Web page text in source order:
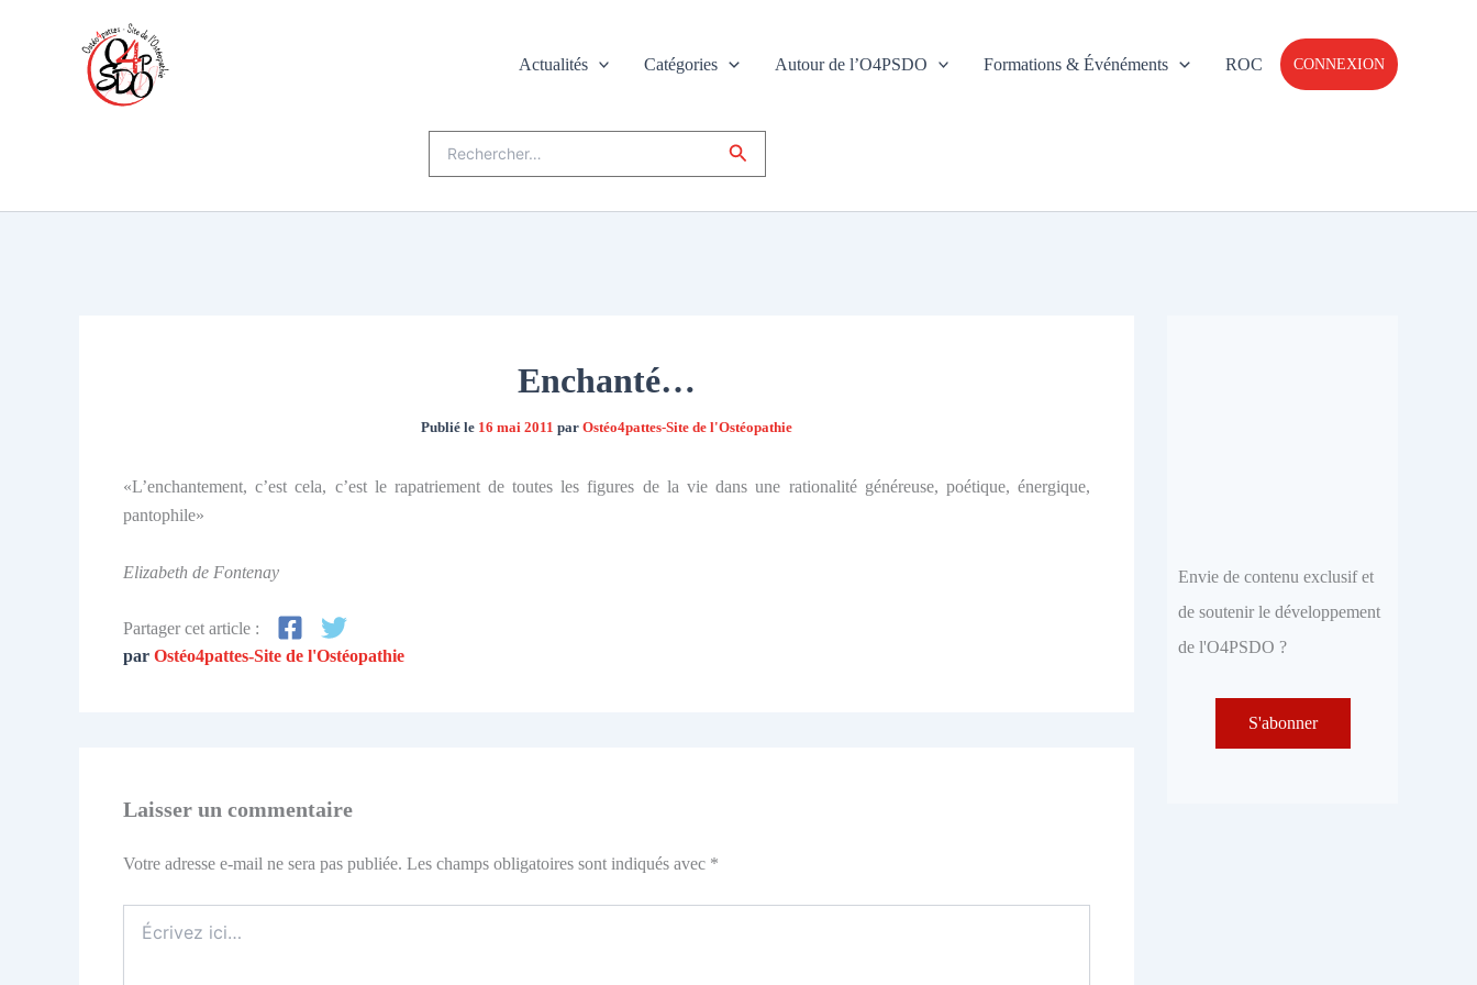
Actualités Catégories Autour de l’O4PSDO Formations & Événéments ROC CONNEXION
Rechercher
Enchanté…
Publié le 16 mai 2011 par Ostéo4pattes-Site de l'Ostéopathie
«L’enchantement, c’est cela, c’est le rapatriement de toutes les figures de la vie dans une rationalité généreuse, poétique, énergique,
pantophile»
Elizabeth de Fontenay
Partager cet article :
par Ostéo4pattes-Site de l'Ostéopathie
Laisser un commentaire
Votre adresse e-mail ne sera pas publiée. Les champs obligatoires sont indiqués avec *
ici…
Envie de contenu exclusif et
de soutenir le développement
de l'O4PSDO ?
S'abonner